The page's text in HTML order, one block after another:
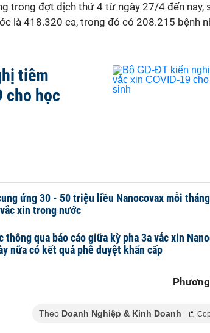
trong đợt dịch thứ 4 từ ngày 27/4 đến nay,
là 418.320 ca, trong đó có 208.215 bệnh
tiêm
cho học
ứng 30 - 50 triệu liều Nanocovax mỗi
xin trong nước
thông qua báo cáo giữa kỳ pha 3a vắc xin
nữa có kết quả phê duyệt khẩn cấp
Theo Doanh Nghiệp & Kinh Doanh